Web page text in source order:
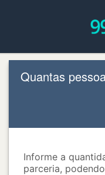
Quantas
Informe a
parceria,